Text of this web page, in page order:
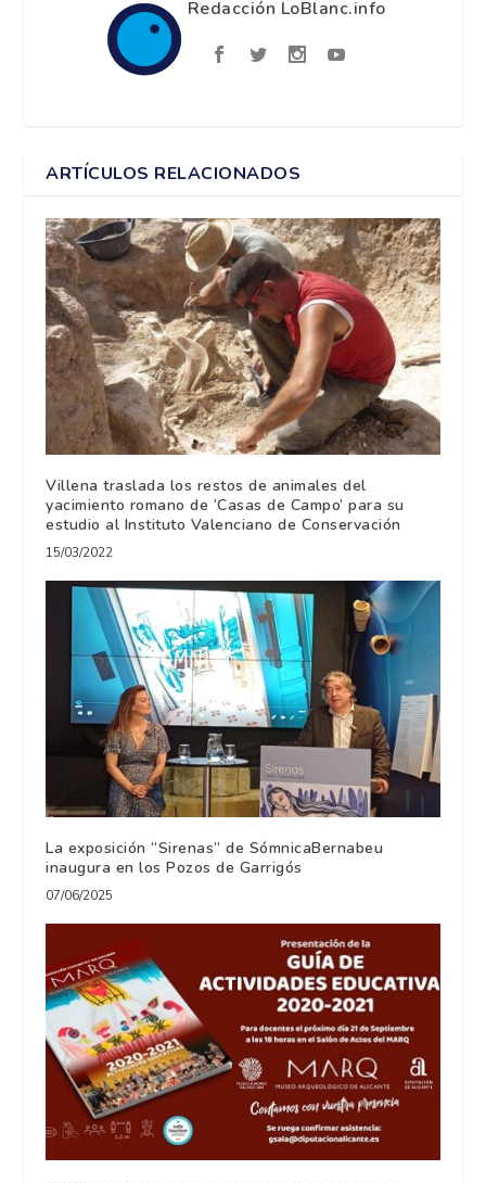
Redacción LoBlanc.info
ARTÍCULOS RELACIONADOS
Villena traslada los restos de animales del
yacimiento romano de ‘Casas de Campo’ para su
estudio al Instituto Valenciano de Conservación
15/03/2022
La exposición “Sirenas” de SómnicaBernabeu
inaugura en los Pozos de Garrigós
07/06/2025